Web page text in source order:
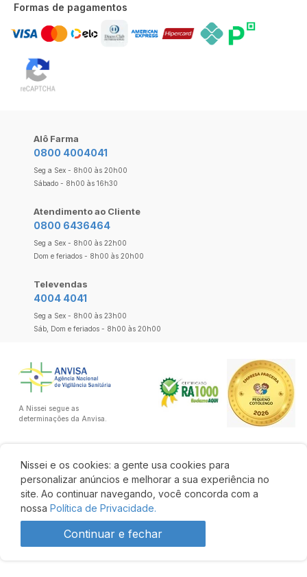
R$ 34,10
Nissei e os cookies: a gente usa cookies para
personalizar anúncios e melhorar a sua experiência no
site. Ao continuar navegando, você concorda com a
nossa Política de Privacidade.
Continuar e fechar
Formas de pagamentos
Alô Farma
0800 4004041
Seg a Sex - 8h00 às 20h00
Sábado - 8h00 às 16h30
Atendimento ao Cliente
0800 6436464
Seg a Sex - 8h00 às 22h00
Dom e feriados - 8h00 às 20h00
Televendas
4004 4041
Seg a Sex - 8h00 às 23h00
Sáb, Dom e feriados - 8h00 às 20h00
A Nissei segue as
determinações da Anvisa.